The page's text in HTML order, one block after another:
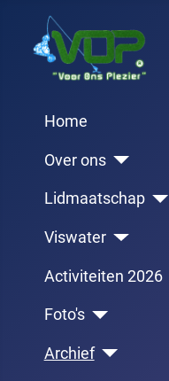
Home
Over ons
Lidmaatschap
Viswater
Activiteiten 2026
Foto's
Archief